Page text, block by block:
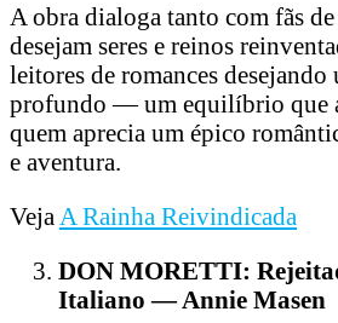
A obra dialoga tanto com fãs
desejam seres e reinos
leitores de romances
profundo — um equilíbrio que
quem aprecia um épico
e aventura.
Veja A Rainha Reivindicada
DON MORETTI:
Italiano — Annie Masen